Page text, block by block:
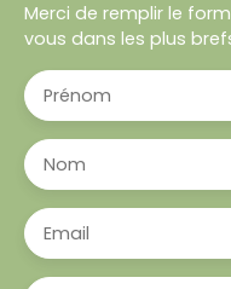
Merci de remplir le
vous dans les plus
Prénom
Nom
Email